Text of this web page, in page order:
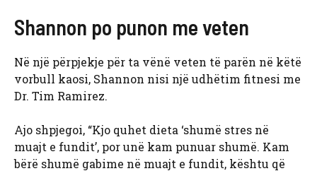
Shannon po punon me veten
Në një përpjekje për ta vënë veten të parën në këtë
vorbull kaosi, Shannon nisi një udhëtim fitnesi me
Dr. Tim Ramirez.
Ajo shpjegoi, “Kjo quhet dieta ‘shumë stres në
muajt e fundit’, por unë kam punuar shumë. Kam
bërë shumë gabime në muajt e fundit, kështu që